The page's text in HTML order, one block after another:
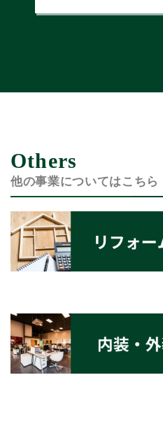
Others
他の事業についてはこちら